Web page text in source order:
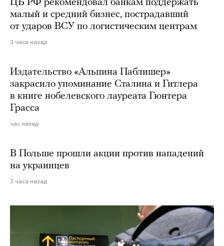
ЦБ РФ рекомендовал банкам поддержать
малый и средний бизнес, пострадавший
от ударов ВСУ по логистическим центрам
3 часа назад
Издательство «Альпина Паблишер»
закрасило упоминание Сталина и Гитлера
в книге нобелевского лауреата Гюнтера
Грасса
час назад
В Польше прошли акции против нападений
на украинцев
3 часа назад